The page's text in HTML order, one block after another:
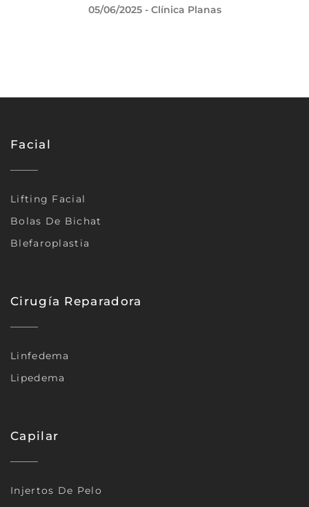
05/06/2025- Clínica Planas
Facial
Lifting Facial
Bolas De Bichat
Blefaroplastia
Cirugía Reparadora
Linfedema
Lipedema
Capilar
Injertos De Pelo